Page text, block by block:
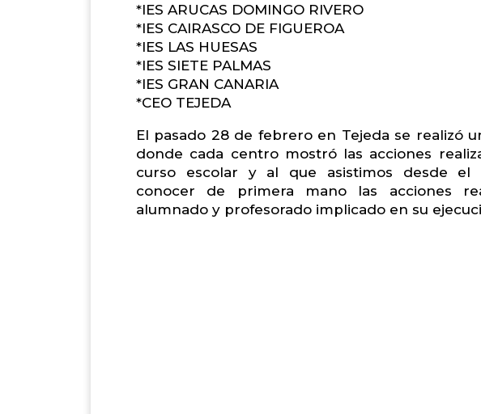
*IES ARUCAS DOMINGO RIVERO
*IES CAIRASCO DE FIGUEROA
*IES LAS HUESAS
*IES SIETE PALMAS
*IES GRAN CANARIA
*CEO TEJEDA
El pasado 28 de febrero en Tejeda se realizó
donde cada centro mostró las acciones
curso escolar y al que asistimos desde el
conocer de primera mano las acciones
alumnado y profesorado implicado en su